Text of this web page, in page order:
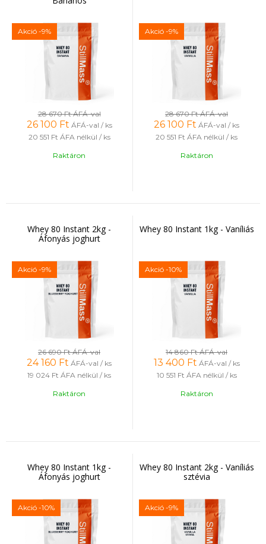
Akció -9%
28 670 FtÁFÁ-val
26 100 Ft ÁFÁ-val / ks
20 551 Ft ÁFA nélkül / ks
Raktáron
Akció -9%
28 670 FtÁFÁ-val
26 100 Ft ÁFÁ-val / ks
20 551 Ft ÁFA nélkül / ks
Raktáron
Whey 80 Instant 2kg -
Áfonyás joghurt
Akció -9%
26 690 FtÁFÁ-val
24 160 Ft ÁFÁ-val / ks
19 024 Ft ÁFA nélkül / ks
Raktáron
Whey 80 Instant 1kg - Vaníliás
Akció -10%
14 860 FtÁFÁ-val
13 400 Ft ÁFÁ-val / ks
10 551 Ft ÁFA nélkül / ks
Raktáron
Whey 80 Instant 1kg -
Áfonyás joghurt
Akció -10%
Whey 80 Instant 2kg - Vaníliás
sztévia
Akció -9%